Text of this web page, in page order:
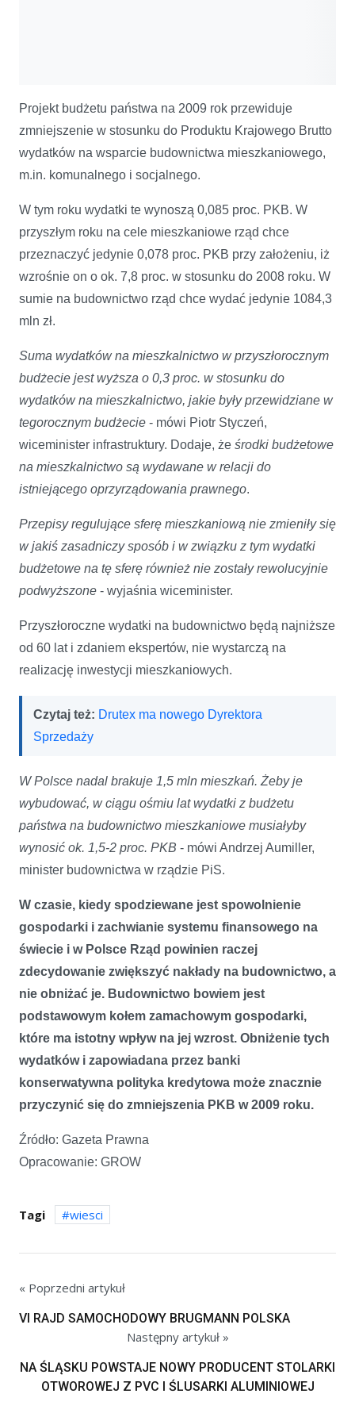
Projekt budżetu państwa na 2009 rok przewiduje
zmniejszenie w stosunku do Produktu Krajowego Brutto
wydatków na wsparcie budownictwa mieszkaniowego,
m.in. komunalnego i socjalnego.
W tym roku wydatki te wynoszą 0,085 proc. PKB. W
przyszłym roku na cele mieszkaniowe rząd chce
przeznaczyć jedynie 0,078 proc. PKB przy założeniu, iż
wzrośnie on o ok. 7,8 proc. w stosunku do 2008 roku. W
sumie na budownictwo rząd chce wydać jedynie 1084,3
mln zł.
Suma wydatków na mieszkalnictwo w przyszłorocznym
budżecie jest wyższa o 0,3 proc. w stosunku do
wydatków na mieszkalnictwo, jakie były przewidziane w
tegorocznym budżecie - mówi Piotr Styczeń,
wiceminister infrastruktury. Dodaje, że środki budżetowe
na mieszkalnictwo są wydawane w relacji do
istniejącego oprzyrządowania prawnego.
Przepisy regulujące sferę mieszkaniową nie zmieniły się
w jakiś zasadniczy sposób i w związku z tym wydatki
budżetowe na tę sferę również nie zostały rewolucyjnie
podwyższone - wyjaśnia wiceminister.
Przyszłoroczne wydatki na budownictwo będą najniższe
od 60 lat i zdaniem ekspertów, nie wystarczą na
realizację inwestycji mieszkaniowych.
Czytaj też: Drutex ma nowego Dyrektora
Sprzedaży
W Polsce nadal brakuje 1,5 mln mieszkań. Żeby je
wybudować, w ciągu ośmiu lat wydatki z budżetu
państwa na budownictwo mieszkaniowe musiałyby
wynosić ok. 1,5-2 proc. PKB - mówi Andrzej Aumiller,
minister budownictwa w rządzie PiS.
W czasie, kiedy spodziewane jest spowolnienie
gospodarki i zachwianie systemu finansowego na
świecie i w Polsce Rząd powinien raczej
zdecydowanie zwiększyć nakłady na budownictwo, a
nie obniżać je. Budownictwo bowiem jest
podstawowym kołem zamachowym gospodarki,
które ma istotny wpływ na jej wzrost. Obniżenie tych
wydatków i zapowiadana przez banki
konserwatywna polityka kredytowa może znacznie
przyczynić się do zmniejszenia PKB w 2009 roku.
Źródło: Gazeta Prawna
Opracowanie: GROW
Tagi wiesci
« Poprzedni artykuł
VI RAJD SAMOCHODOWY BRUGMANN POLSKA
Następny artykuł »
NA ŚLĄSKU POWSTAJE NOWY PRODUCENT STOLARKI
OTWOROWEJ Z PVC I ŚLUSARKI ALUMINIOWEJ